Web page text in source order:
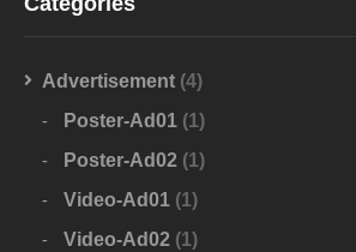
Advertisement (4)
Poster-Ad01 (1)
Poster-Ad02 (1)
Video-Ad01 (1)
Video-Ad02 (1)